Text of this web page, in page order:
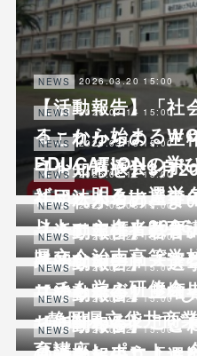
NEWS 2026.03.20 15:00
【活動報告】「社
る」から始まる
EDUCATIONの
NEWS 2026.03.14 15:00
「これからの、主
う！」講演会レポ
どい・明るい選
NEWS 2026.03.13 15:00
【お知らせ】3月
社団法人名古屋青
リトーーク！
NEWS 2026.03.12 15:00
「これからの、よ
う！」主権者教育
県立今治南高等学
NEWS 2026.03.03 15:00
【活動報告】若者
践的なシティズン
ーチを学ぶ研修
NEWS 2026.02.28 15:00
【活動報告】「選
じめられる」主権
- 静岡県立袋井商
NEWS 2026.02.27 15:00
【活動報告】「“
ちに関わる」こど
育講座レポート -
NEWS 2026.02.24 15:00
【活動報告】「こ
NEWS 2026.02.21 15:00